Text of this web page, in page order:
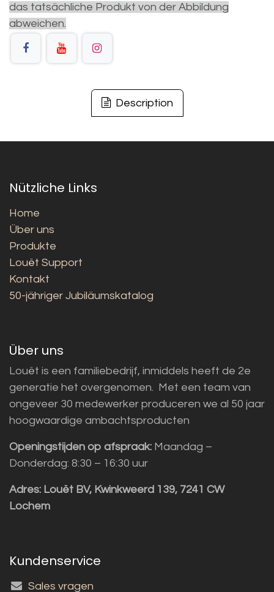
das tatsächliche Produkt von der Abbildung
abweichen.
Description
Nützliche Links
Home
Über uns
Produkte
Louët Support
Kontakt
50-jähriger Jubiläumskatalog
Über uns
Louët is een familiebedrijf, inmiddels heeft de 2e
generatie het overgenomen. Met een team van
ongeveer 30 medewerker produceren we al 50 jaar
hoogwaardige ambachtsproducten
Openingstijden op afspraak: Maandag –
Donderdag: 8:30 – 16:30 uur
Adres: Louët BV, Kwinkweerd 139, 7241 CW
Lochem
Kundenservice
Sales vragen